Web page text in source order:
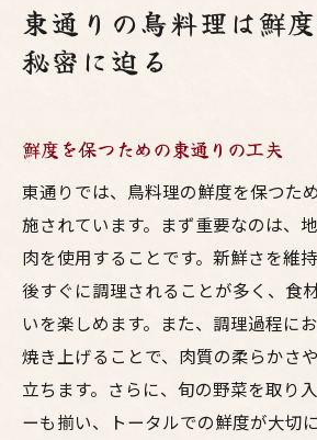
東通りの鳥料理は鮮
秘密に迫る
鮮度を保つための東通りの工夫
東通りでは、鳥料理の鮮度を保つた
施されています。まず重要なのは、
肉を使用することです。新鮮さを維
後すぐに調理されることが多く、食
いを楽しめます。また、調理過程に
焼き上げることで、肉質の柔らかさ
立ちます。さらに、旬の野菜を取り
ーも揃い、トータルでの鮮度が大切